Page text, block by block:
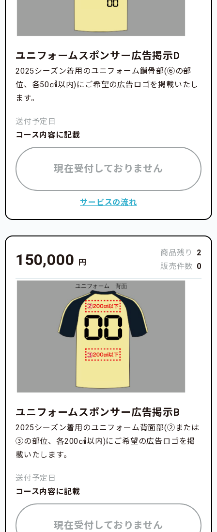
ユニフォームスポンサー広告掲示D
2025シーズン着用のユニフォーム鎖骨部(⑥の部
位、各50㎠以内)にご希望の広告ロゴを掲載いたし
ます。
送付予定日
コース内容に記載
現在受付しておりません
サービスの流れ
150,000 円
商品残り
2
販売件数 0
ユニフォームスポンサー広告掲示B
2025シーズン着用のユニフォーム背面部(②または
③の部位、各200㎠以内)にご希望の広告ロゴを掲
載いたします。
送付予定日
コース内容に記載
現在受付しておりません